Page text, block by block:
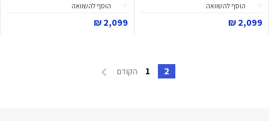
הוסף להשוואה
2,099 ₪
הוסף להשוואה
2,099 ₪
2
1 הקודם